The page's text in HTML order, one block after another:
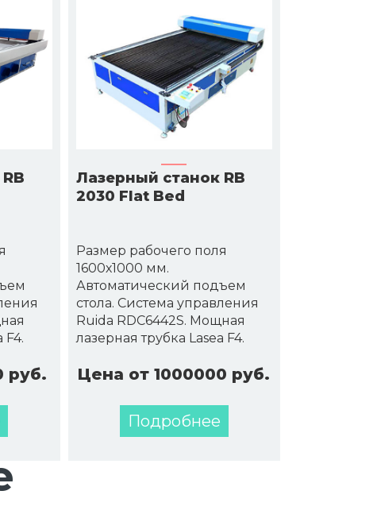
F4.
руб.
Лазерный станок RB
2030 Flat Bed
Размер рабочего поля
1600х1000 мм.
Автоматический подъем
стола. Система управления
Ruida RDC6442S. Мощная
лазерная трубка Lasea F4.
Цена от 1000000 руб.
Подробнее